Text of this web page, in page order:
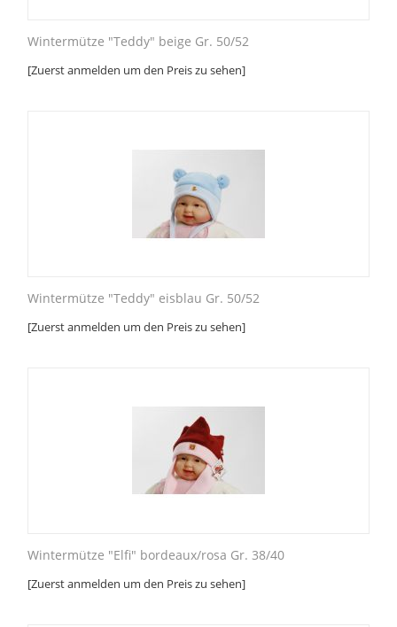
Wintermütze "Teddy" beige Gr. 50/52
[Zuerst anmelden um den Preis zu sehen]
Wintermütze "Teddy" eisblau Gr. 50/52
[Zuerst anmelden um den Preis zu sehen]
Wintermütze "Elfi" bordeaux/rosa Gr. 38/40
[Zuerst anmelden um den Preis zu sehen]